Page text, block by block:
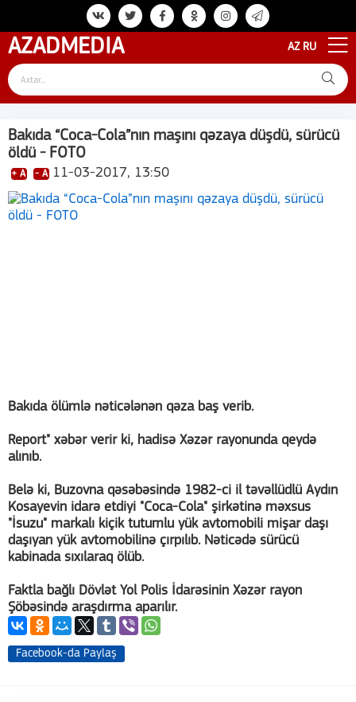
AZADMEDIA AZ RU
Bakıda “Coca-Cola”nın maşını qəzaya düşdü, sürücü
öldü - FOTO
+ A - A 11-03-2017, 13:50
Bakıda ölümlə nəticələnən qəza baş verib.
Report" xəbər verir ki, hadisə Xəzər rayonunda qeydə
alınıb.
Belə ki, Buzovna qəsəbəsində 1982-ci il təvəllüdlü Aydın
Kosayevin idarə etdiyi "Coca-Cola" şirkətinə məxsus
"İsuzu" markalı kiçik tutumlu yük avtomobili mişar daşı
daşıyan yük avtomobilinə çırpılıb. Nəticədə sürücü
kabinada sıxılaraq ölüb.
Faktla bağlı Dövlət Yol Polis İdarəsinin Xəzər rayon
Şöbəsində araşdırma aparılır.
Facebook-da Paylaş